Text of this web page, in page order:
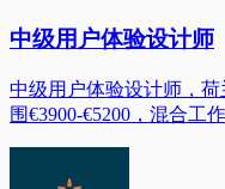
中级用户体验设计师
中级用户体验设计师，荷
围€3900-€5200，混合工